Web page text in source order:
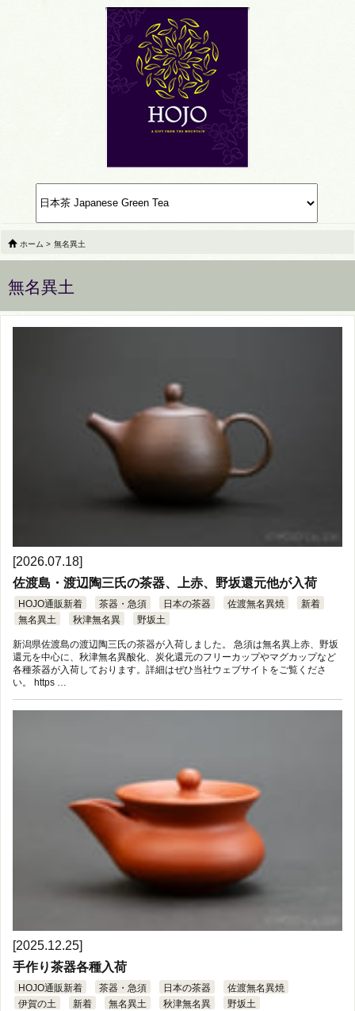
ホーム > 無名異土
無名異土
[2026.07.18]
佐渡島・渡辺陶三氏の茶器、上赤、野坂還元他が入荷
HOJO通販新着 茶器・急須 日本の茶器 佐渡無名異焼
新着
無名異土
秋津無名異 野坂土
新潟県佐渡島の渡辺陶三氏の茶器が入荷しました。 急須は無名異上赤、野坂
還元を中心に、秋津無名異酸化、炭化還元のフリーカップやマグカップなど
各種茶器が入荷しております。詳細はぜひ当社ウェブサイトをご覧くださ
い。 https …
[2025.12.25]
手作り茶器各種入荷
HOJO通販新着 茶器・急須 日本の茶器
佐渡無名異焼
伊賀の土
新着 無名異土 秋津無名異 野坂土